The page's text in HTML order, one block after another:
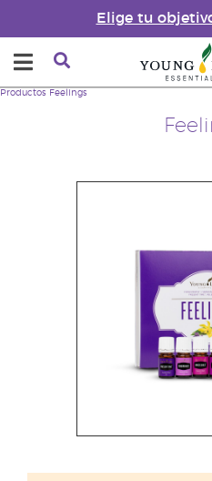
Elige tu
Productos Feelings